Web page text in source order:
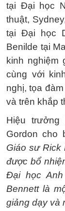
tại Đại học
thuật,
tại Đại học
Benilde tại
kinh nghiệm
cùng với
nghị, tọa
và trên khắp
Hiệu trưởng
Gordon cho
Giáo sư Rick
được bổ
Đại học
Bennett là
giảng dạy và